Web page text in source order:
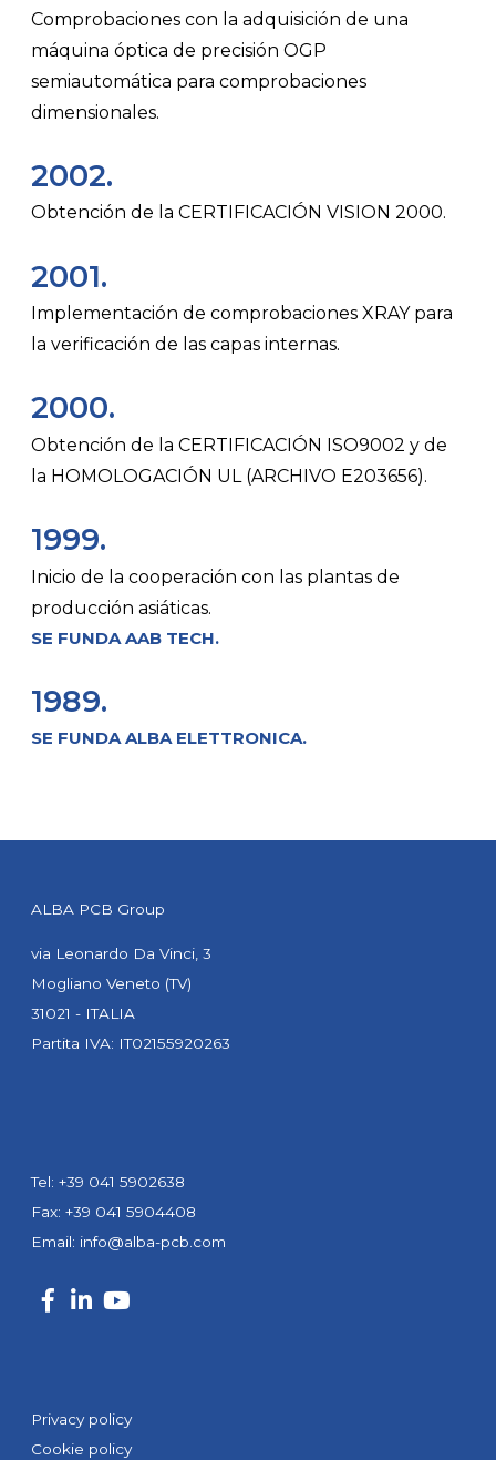
Comprobaciones con la adquisición de una
máquina óptica de precisión OGP
semiautomática para comprobaciones
dimensionales.
2002.
Obtención de la CERTIFICACIÓN VISION 2000.
2001.
Implementación de comprobaciones XRAY para
la verificación de las capas internas.
2000.
Obtención de la CERTIFICACIÓN ISO9002 y de
la HOMOLOGACIÓN UL (ARCHIVO E203656).
1999.
Inicio de la cooperación con las plantas de
producción asiáticas.
SE FUNDA AAB TECH.
1989.
SE FUNDA ALBA ELETTRONICA.
ALBA PCB Group
via Leonardo Da Vinci, 3
Mogliano Veneto (TV)
31021 - ITALIA
Partita IVA: IT02155920263
Tel: +39 041 5902638
Fax: +39 041 5904408
Email: info@alba-pcb.com
Privacy policy
Cookie policy